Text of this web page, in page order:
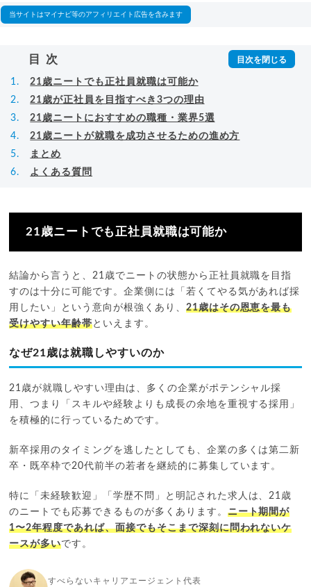
べらない転職エージェント
当サイトはマイナビ等のアフィリエイト広告を含みます
目次
21歳ニートでも正社員就職は可能か
21歳が正社員を目指すべき3つの理由
21歳ニートにおすすめの職種・業界5選
21歳ニートが就職を成功させるための進め方
まとめ
よくある質問
21歳ニートでも正社員就職は可能か
結論から言うと、21歳でニートの状態から正社員就職を目指
すのは十分に可能です。企業側には「若くてやる気があれば採
用したい」という意向が根強くあり、 21歳はその恩恵を最も
受けやすい年齢帯といえます。
なぜ21歳は就職しやすいのか
21歳が就職しやすい理由は、多くの企業がポテンシャル採
用、つまり「スキルや経験よりも成長の余地を重視する採用」
を積極的に行っているためです。
新卒採用のタイミングを逃したとしても、企業の多くは第二新
卒・既卒枠で20代前半の若者を継続的に募集しています。
特に「未経験歓迎」「学歴不問」と明記された求人は、21歳
のニートでも応募できるものが多くあります。 ニート期間が
1〜2年程度であれば、面接でもそこまで深刻に問われないケ
ースが多いです。
すべらないキャリアエージェント代表